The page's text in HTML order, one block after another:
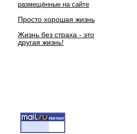
размещённые на сайте
Просто хорошая жизнь
Жизнь без страха - это
другая жизнь!